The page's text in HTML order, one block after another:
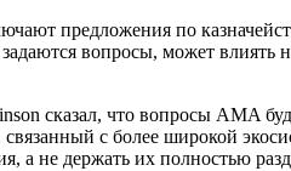
предложения по
вопросы, может
сказал, что вопросы AMA
с более широкой
а не держать их полностью